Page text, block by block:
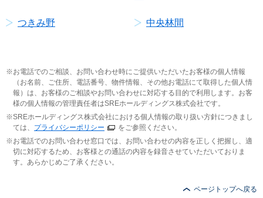
つきみ野 中央林間
お電話でのご相談、お問い合わせ時にご提供いただいたお客様の個人情報
（お名前、ご住所、電話番号、物件情報、その他お電話にて取得した個人情
報）は、お客様のご相談やお問い合わせに対応する目的で利用します。お客
様の個人情報の管理責任者はSREホールディングス株式会社です。
SREホールディングス株式会社における個人情報の取り扱い方針につきまし
ては、 プライバシーポリシー
をご参照ください。
お電話でのお問い合わせ窓口では、お問い合わせの内容を正しく把握し、適
切に対応するため、お客様との通話の内容を録音させていただいておりま
す。あらかじめご了承ください。
ページトップへ戻る